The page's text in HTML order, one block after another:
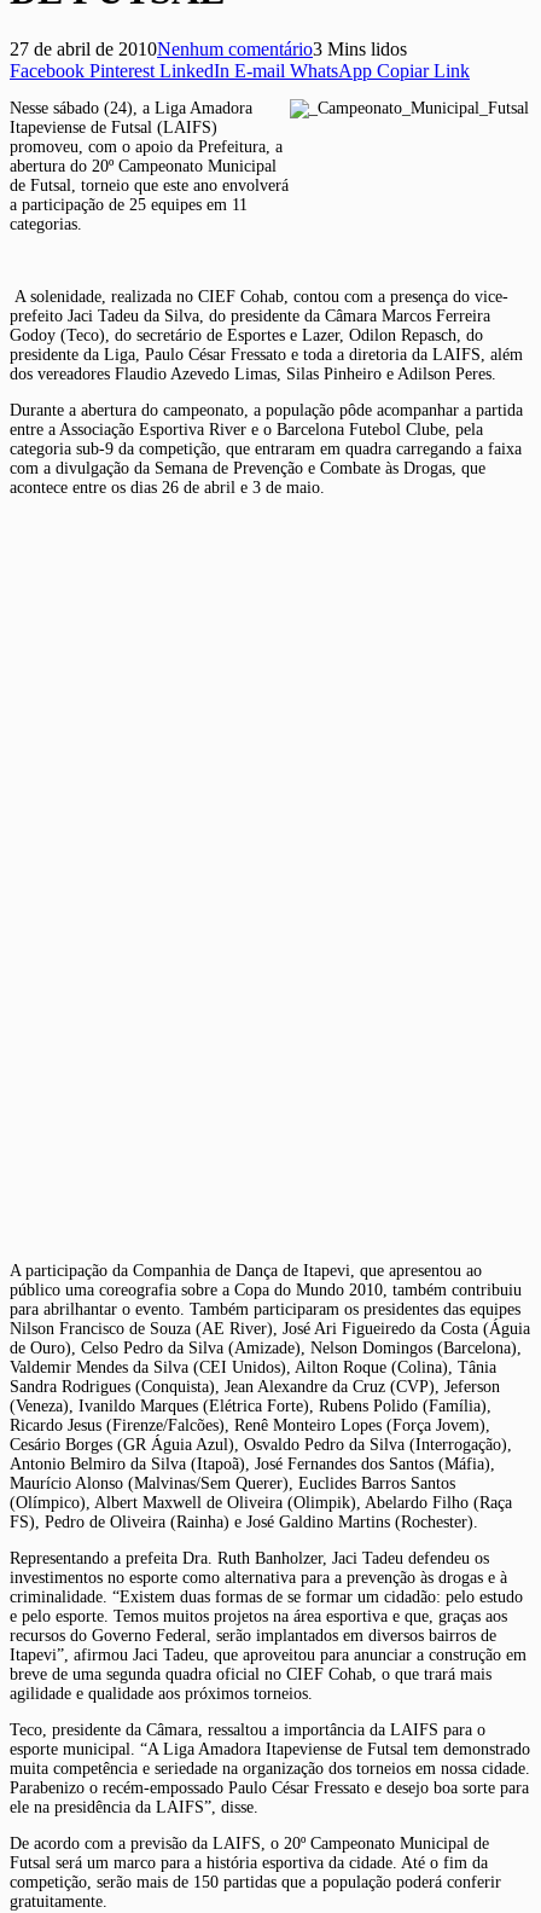
27 de abril de 2010Nenhum comentário3 Mins lidos
Facebook Pinterest LinkedIn E-mail WhatsApp Copiar Link
Nesse sábado (24), a Liga Amadora
Itapeviense de Futsal (LAIFS)
promoveu, com o apoio da Prefeitura, a
abertura do 20º Campeonato Municipal
de Futsal, torneio que este ano envolverá
a participação de 25 equipes em 11
categorias.
A solenidade, realizada no CIEF Cohab, contou com a presença do vice-
prefeito Jaci Tadeu da Silva, do presidente da Câmara Marcos Ferreira
Godoy (Teco), do secretário de Esportes e Lazer, Odilon Repasch, do
presidente da Liga, Paulo César Fressato e toda a diretoria da LAIFS, além
dos vereadores Flaudio Azevedo Limas, Silas Pinheiro e Adilson Peres.
Durante a abertura do campeonato, a população pôde acompanhar a partida
entre a Associação Esportiva River e o Barcelona Futebol Clube, pela
categoria sub-9 da competição, que entraram em quadra carregando a faixa
com a divulgação da Semana de Prevenção e Combate às Drogas, que
acontece entre os dias 26 de abril e 3 de maio.
A participação da Companhia de Dança de Itapevi, que apresentou ao
público uma coreografia sobre a Copa do Mundo 2010, também contribuiu
para abrilhantar o evento. Também participaram os presidentes das equipes
Nilson Francisco de Souza (AE River), José Ari Figueiredo da Costa (Águia
de Ouro), Celso Pedro da Silva (Amizade), Nelson Domingos (Barcelona),
Valdemir Mendes da Silva (CEI Unidos), Ailton Roque (Colina), Tânia
Sandra Rodrigues (Conquista), Jean Alexandre da Cruz (CVP), Jeferson
(Veneza), Ivanildo Marques (Elétrica Forte), Rubens Polido (Família),
Ricardo Jesus (Firenze/Falcões), Renê Monteiro Lopes (Força Jovem),
Cesário Borges (GR Águia Azul), Osvaldo Pedro da Silva (Interrogação),
Antonio Belmiro da Silva (Itapoã), José Fernandes dos Santos (Máfia),
Maurício Alonso (Malvinas/Sem Querer), Euclides Barros Santos
(Olímpico), Albert Maxwell de Oliveira (Olimpik), Abelardo Filho (Raça
FS), Pedro de Oliveira (Rainha) e José Galdino Martins (Rochester).
Representando a prefeita Dra. Ruth Banholzer, Jaci Tadeu defendeu os
investimentos no esporte como alternativa para a prevenção às drogas e à
criminalidade. “Existem duas formas de se formar um cidadão: pelo estudo
e pelo esporte. Temos muitos projetos na área esportiva e que, graças aos
recursos do Governo Federal, serão implantados em diversos bairros de
Itapevi”, afirmou Jaci Tadeu, que aproveitou para anunciar a construção em
breve de uma segunda quadra oficial no CIEF Cohab, o que trará mais
agilidade e qualidade aos próximos torneios.
Teco, presidente da Câmara, ressaltou a importância da LAIFS para o
esporte municipal. “A Liga Amadora Itapeviense de Futsal tem demonstrado
muita competência e seriedade na organização dos torneios em nossa cidade.
Parabenizo o recém-empossado Paulo César Fressato e desejo boa sorte para
ele na presidência da LAIFS”, disse.
De acordo com a previsão da LAIFS, o 20º Campeonato Municipal de
Futsal será um marco para a história esportiva da cidade. Até o fim da
competição, serão mais de 150 partidas que a população poderá conferir
gratuitamente.